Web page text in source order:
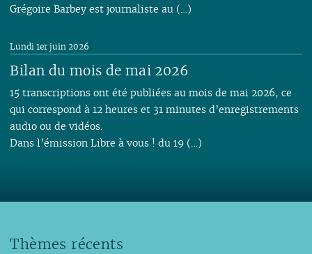
Grégoire Barbey est journaliste au (…)
Bilan du mois de mai 2026
Lundi 1er juin 2026
15 transcriptions ont été publiées au mois de mai 2026, ce
qui correspond à 12 heures et 31 minutes d’enregistrements
audio ou de vidéos.
Dans l’émission Libre à vous ! du 19 (…)
Thèmes récents